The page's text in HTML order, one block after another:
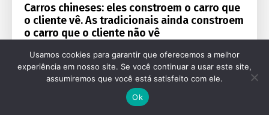
Carros chineses: eles constroem o carro que
o cliente vê. As tradicionais ainda constroem
o carro que o cliente não vê
Usamos cookies para garantir que oferecemos a melhor
experiência em nosso site. Se você continuar a usar este site,
assumiremos que você está satisfeito com ele.
Ok